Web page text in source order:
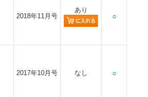
2018年11月号
あり
○
2017年10月号 なし ○